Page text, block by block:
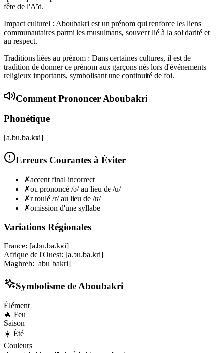
fête de l'Aïd.
Impact culturel : Aboubakri est un prénom qui renforce les liens
communautaires parmi les musulmans, souvent lié à la solidarité et
au respect.
Traditions liées au prénom : Dans certaines cultures, il est de
tradition de donner ce prénom aux garçons nés lors d'événements
religieux importants, symbolisant une continuité de foi.
Comment Prononcer Aboubakri
Phonétique
[a.bu.ba.kʁi]
Erreurs Courantes à Éviter
✗accent final incorrect
✗ou prononcé /o/ au lieu de /u/
✗r roulé /r/ au lieu de /ʁ/
✗omission d'une syllabe
Variations Régionales
France: [a.bu.ba.kʁi]
Afrique de l'Ouest: [a.bu.ba.kri]
Maghreb: [abuˈbakri]
Symbolisme de Aboubakri
Élément
🔥 Feu
Saison
☀️ Été
Couleurs